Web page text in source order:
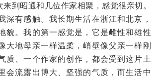
来到昭通和几位作家相聚，感觉很亲切。
深有感触。我长期生活在浙江和北京，
貌。我的第一感觉是，它是雌性和雄性
大地母亲一样温柔，峭壁像父亲一样刚
质、一个作家的创作，都会受到这片土
会流露出博大、坚强的气质，而生活中